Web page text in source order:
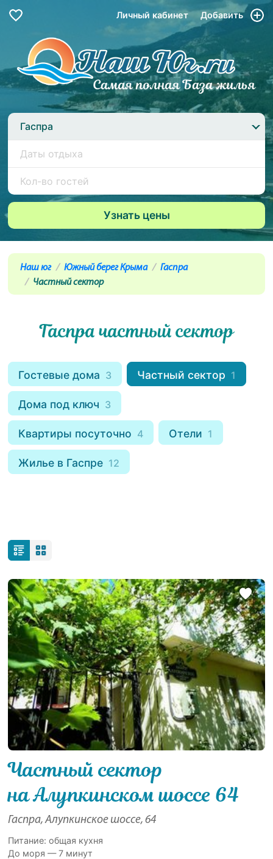
Личный кабинет Добавить
Гаспра
Наш юг Южный берег Крыма
Гаспра
Частный сектор
Гаспра частный сектор
Гостевые дома 3 Частный сектор 1
Дома под ключ 3
Квартиры посуточно 4 Отели 1
Жилье в Гаспре 12
Частный сектор
на Алупкинском шоссе 64
Гаспра, Алупкинское шоссе, 64
Питание: общая кухня
До моря — 7 минут